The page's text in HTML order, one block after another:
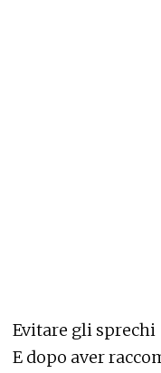
Evitare gli sprechi
E dopo aver